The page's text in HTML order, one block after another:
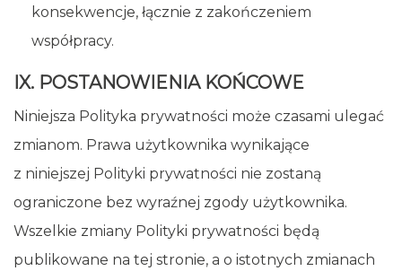
konsekwencje, łącznie z zakończeniem
współpracy.
IX. POSTANOWIENIA KOŃCOWE
Niniejsza Polityka prywatności może czasami ulegać
zmianom. Prawa użytkownika wynikające
z niniejszej Polityki prywatności nie zostaną
ograniczone bez wyraźnej zgody użytkownika.
Wszelkie zmiany Polityki prywatności będą
publikowane na tej stronie, a o istotnych zmianach